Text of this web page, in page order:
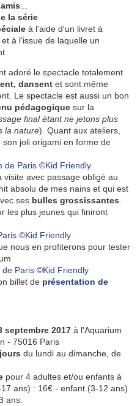
la série
à l'aide d'un livret à
à l'issue de laquelle un
adoré le spectacle totalement
dansent et sont même
Le spectacle est aussi un bon
pédagogique sur la
final étant ne jetons plus
la nature). Quant aux ateliers,
joli origami en forme de
avec passage obligé au
absolu de mes nains et qui est
ses bulles grossissantes
les plus jeunes qui finiront
nous en profiterons pour tester
billet de présentation de
septembre 2017 à l'Aquarium
- 75016 Paris
du lundi au dimanche, de
pour 4 adultes et/ou enfants à
ans) : 16€ - enfant (3-12 ans)
ans.